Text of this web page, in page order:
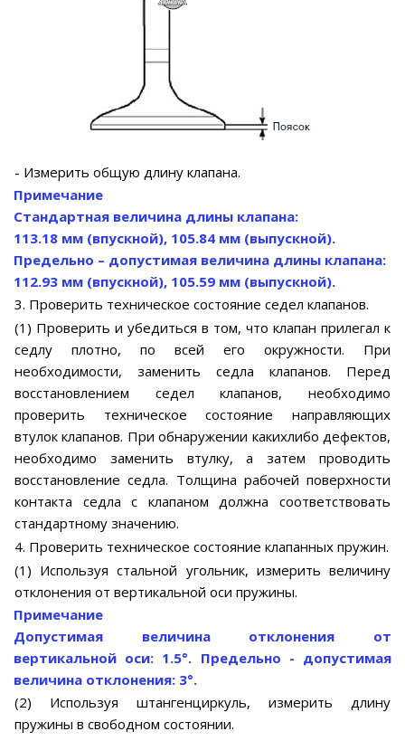
- Измерить общую длину клапана.
Примечание
Стандартная величина длины клапана:
113.18 мм (впускной), 105.84 мм (выпускной).
Предельно – допустимая величина длины клапана:
112.93 мм (впускной), 105.59 мм (выпускной).
3. Проверить техническое состояние седел клапанов.
(1) Проверить и убедиться в том, что клапан прилегал к
седлу плотно, по всей его окружности. При
необходимости, заменить седла клапанов. Перед
восстановлением седел клапанов, необходимо
проверить техническое состояние направляющих
втулок клапанов. При обнаружении какихлибо дефектов,
необходимо заменить втулку, а затем проводить
восстановление седла. Толщина рабочей поверхности
контакта седла с клапаном должна соответствовать
стандартному значению.
4. Проверить техническое состояние клапанных пружин.
(1) Используя стальной угольник, измерить величину
отклонения от вертикальной оси пружины.
Примечание
Допустимая величина отклонения от
вертикальной оси: 1.5°. Предельно - допустимая
величина отклонения: 3°.
(2) Используя штангенциркуль, измерить длину
пружины в свободном состоянии.